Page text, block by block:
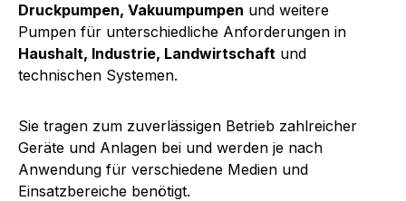
Druckpumpen, Vakuumpumpen und weitere
Pumpen für unterschiedliche Anforderungen in
Haushalt, Industrie, Landwirtschaft und
technischen Systemen.
Sie tragen zum zuverlässigen Betrieb zahlreicher
Geräte und Anlagen bei und werden je nach
Anwendung für verschiedene Medien und
Einsatzbereiche benötigt.